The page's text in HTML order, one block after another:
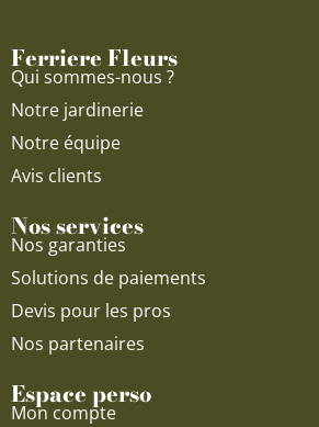
Ferriere Fleurs
Qui sommes-nous ?
Notre jardinerie
Notre équipe
Avis clients
Nos services
Nos garanties
Solutions de paiements
Devis pour les pros
Nos partenaires
Espace perso
Mon compte